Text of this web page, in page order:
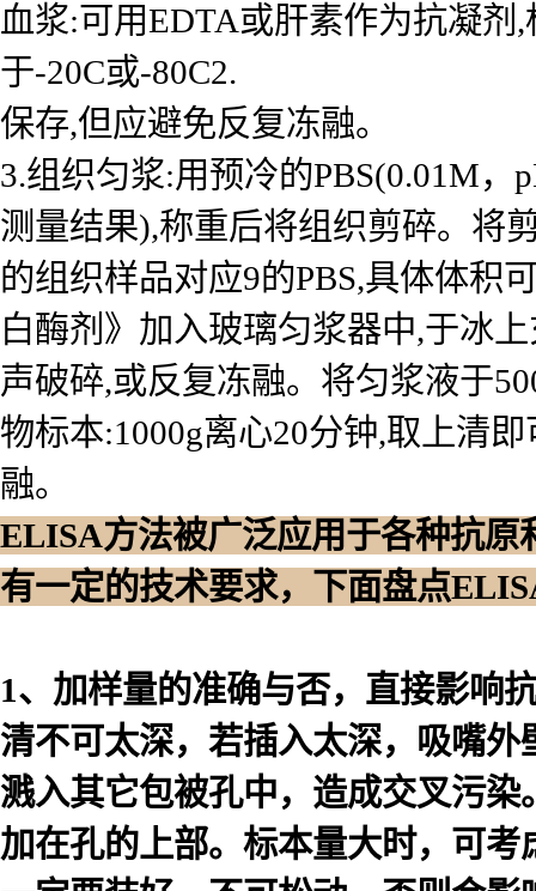
血浆:可用EDTA或肝素作为抗凝剂
于-20C或-80C2.
保存,但应避免反复冻融。
3.组织匀浆:用预冷的PBS(0.01M
测量结果),称重后将组织剪碎。将
的组织样品对应9的PBS,具体体积
白酶剂》加入玻璃匀浆器中,于冰
声破碎,或反复冻融。将匀浆液于
物标本:1000g离心20分钟,取上清
融。
ELISA方法被广泛应用于各种抗
有一定的技术要求，下面盘点
1、加样量的准确与否，直接影响
清不可太深，若插入太深，吸嘴
溅入其它包被孔中，造成交叉污
加在孔的上部。标本量大时，可